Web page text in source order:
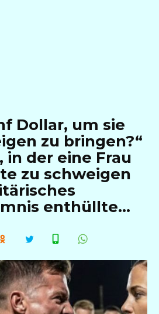
Dollar, um sie
zu bringen?“
in der eine Frau
zu schweigen
enthüllte…